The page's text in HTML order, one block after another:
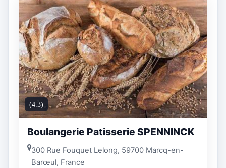
(4.3)
Boulangerie Patisserie SPENNINCK
300 Rue Fouquet Lelong, 59700 Marcq-en-
Barœul, France